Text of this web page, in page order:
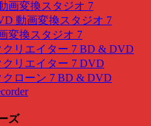
画変換スタジオ 7
動画変換スタジオ 7
変換スタジオ 7
クリエイター 7 BD & DVD
クリエイター 7 DVD
クローン 7 BD & DVD
ズ